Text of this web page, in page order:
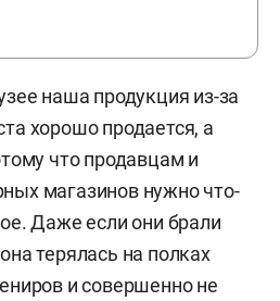
наша продукция из-за
хорошо продается, а
что продавцам и
магазинов нужно что-
Даже если они брали
терялась на полках
и совершенно не